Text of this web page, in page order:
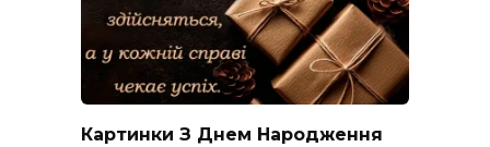
Картинки З Днем Народження